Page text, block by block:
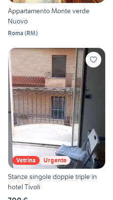
Appartamento Monte verde
Nuovo
Roma (RM)
Vetrina Urgente
Stanze singole doppie triple in
hotel Tivoli